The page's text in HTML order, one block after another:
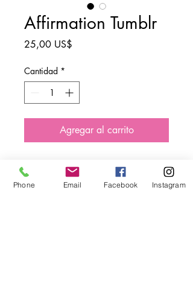
Affirmation Tumblr
25,00 US$
Cantidad *
Agregar al carrito
Phone Email Facebook Instagram